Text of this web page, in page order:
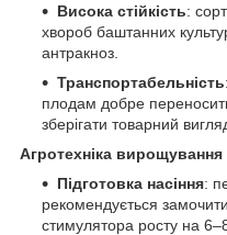
Висока стійкість:
хвороб баштанних
антракноз.
Транспортабельність
плодам добре
зберігати товарний
Агротехніка вирощування
Підготовка насіння:
рекомендується
стимулятора росту на